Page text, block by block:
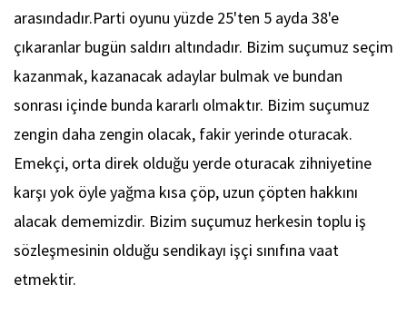
arasındadır.Parti oyunu yüzde 25'ten 5 ayda 38'e
çıkaranlar bugün saldırı altındadır. Bizim suçumuz seçim
kazanmak, kazanacak adaylar bulmak ve bundan
sonrası içinde bunda kararlı olmaktır. Bizim suçumuz
zengin daha zengin olacak, fakir yerinde oturacak.
Emekçi, orta direk olduğu yerde oturacak zihniyetine
karşı yok öyle yağma kısa çöp, uzun çöpten hakkını
alacak dememizdir. Bizim suçumuz herkesin toplu iş
sözleşmesinin olduğu sendikayı işçi sınıfına vaat
etmektir.